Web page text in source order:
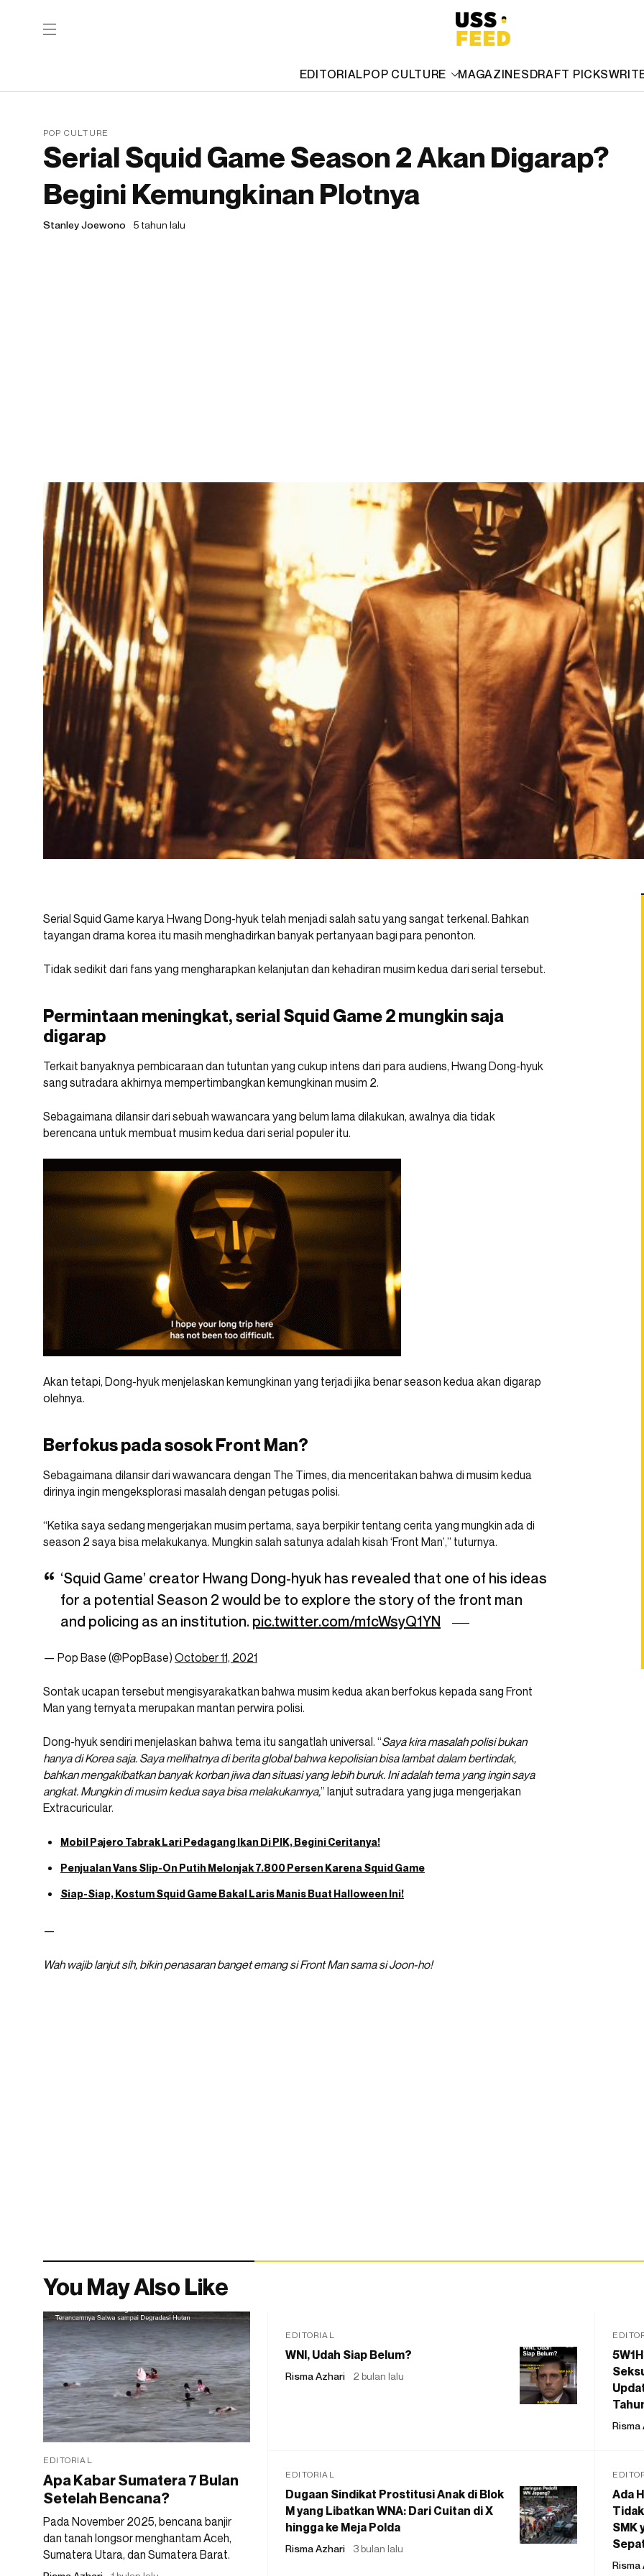
EDITORIALPOP CULTURE MAGAZINESDRAFT PICKS
POP CULTURE
Serial Squid Game Season 2 Akan Digarap?
Begini Kemungkinan Plotnya
Stanley Joewono 5 tahun lalu
Serial Squid Game karya Hwang Dong-hyuk telah menjadi salah satu yang sangat terkenal. Bahkan
tayangan drama korea itu masih menghadirkan banyak pertanyaan bagi para penonton.
Tidak sedikit dari fans yang mengharapkan kelanjutan dan kehadiran musim kedua dari serial tersebut.
Permintaan meningkat, serial Squid Game 2 mungkin saja
digarap
Terkait banyaknya pembicaraan dan tutuntan yang cukup intens dari para audiens, Hwang Dong-hyuk
sang sutradara akhirnya mempertimbangkan kemungkinan musim 2.
Sebagaimana dilansir dari sebuah wawancara yang belum lama dilakukan, awalnya dia tidak
berencana untuk membuat musim kedua dari serial populer itu.
Akan tetapi, Dong-hyuk menjelaskan kemungkinan yang terjadi jika benar season kedua akan digarap
olehnya.
Berfokus pada sosok Front Man?
Sebagaimana dilansir dari wawancara dengan The Times, dia menceritakan bahwa di musim kedua
dirinya ingin mengeksplorasi masalah dengan petugas polisi.
“Ketika saya sedang mengerjakan musim pertama, saya berpikir tentang cerita yang mungkin ada di
season 2 saya bisa melakukanya. Mungkin salah satunya adalah kisah ‘Front Man’,” tuturnya.
‘Squid Game’ creator Hwang Dong-hyuk has revealed that one of his ideas
for a potential Season 2 would be to explore the story of the front man
and policing as an institution. pic.twitter.com/mfcWsyQ1YN
— Pop Base (@PopBase) October 11, 2021
Sontak ucapan tersebut mengisyarakatkan bahwa musim kedua akan berfokus kepada sang Front
Man yang ternyata merupakan mantan perwira polisi.
Dong-hyuk sendiri menjelaskan bahwa tema itu sangatlah universal. “Saya kira masalah polisi bukan
hanya di Korea saja. Saya melihatnya di berita global bahwa kepolisian bisa lambat dalam bertindak,
bahkan mengakibatkan banyak korban jiwa dan situasi yang lebih buruk. Ini adalah tema yang ingin saya
angkat. Mungkin di musim kedua saya bisa melakukannya,” lanjut sutradara yang juga mengerjakan
Extracuricular.
Mobil Pajero Tabrak Lari Pedagang Ikan Di PIK, Begini Ceritanya!
Penjualan Vans Slip-On Putih Melonjak 7.800 Persen Karena Squid Game
Siap-Siap, Kostum Squid Game Bakal Laris Manis Buat Halloween Ini!
—
Wah wajib lanjut sih, bikin penasaran banget emang si Front Man sama si Joon-ho!
You May Also Like
EDITORIAL
Apa Kabar Sumatera 7 Bulan
Setelah Bencana?
Pada November 2025, bencana banjir
dan tanah longsor menghantam Aceh,
Sumatera Utara, dan Sumatera Barat.
EDITORIAL
WNI, Udah Siap Belum?
Risma Azhari 2 bulan lalu
Risma
EDITORIAL
Dugaan Sindikat Prostitusi Anak di Blok
M yang Libatkan WNA: Dari Cuitan di X
hingga ke Meja Polda
Risma Azhari 3 bulan lalu
Ada
SMK
Risma